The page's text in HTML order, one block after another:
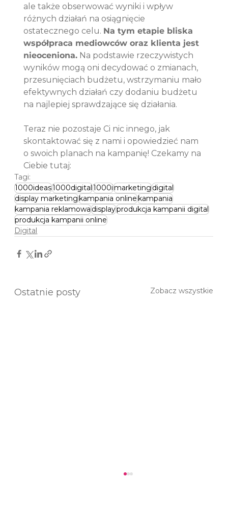
ale także obserwować wyniki i wpływ
różnych działań na osiągnięcie
ostatecznego celu. Na tym etapie bliska
współpraca mediowców oraz klienta jest
nieoceniona. Na podstawie rzeczywistych
wyników mogą oni decydować o zmianach,
przesunięciach budżetu, wstrzymaniu mało
efektywnych działań czy dodaniu budżetu
na najlepiej sprawdzające się działania.
Teraz nie pozostaje Ci nic innego, jak
skontaktować się z nami i opowiedzieć nam
o swoich planach na kampanię! Czekamy na
Ciebie tutaj:
Tagi:
1000ideas1000digital1000imarketingdigital
display marketingkampania onlinekampania
kampania reklamowadisplayprodukcja kampanii digital
produkcja kampanii online
Digital
Ostatnie posty Zobacz wszystkie